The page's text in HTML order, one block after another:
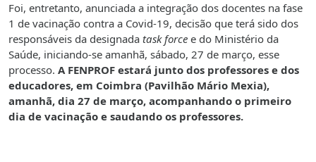
Foi, entretanto, anunciada a integração dos docentes na fase
1 de vacinação contra a Covid-19, decisão que terá sido dos
responsáveis da designada task force e do Ministério da
Saúde, iniciando-se amanhã, sábado, 27 de março, esse
processo. A FENPROF estará junto dos professores e dos
educadores, em Coimbra (Pavilhão Mário Mexia),
amanhã, dia 27 de março, acompanhando o primeiro
dia de vacinação e saudando os professores.